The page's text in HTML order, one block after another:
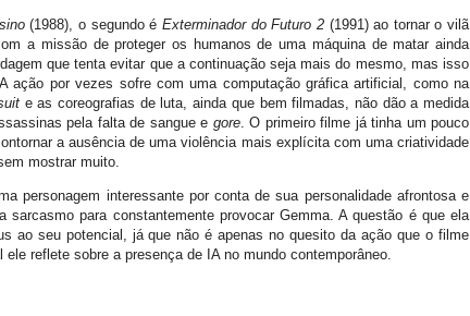
(1988), o segundo é Exterminador do Futuro 2(1991) ao tornar o vilã
a missão de proteger os humanos de uma máquina de matar ainda
que tenta evitar que a continuação seja mais do mesmo, mas isso
ação por vezes sofre com uma computação gráfica artificial, como na
e as coreografias de luta, ainda que bem filmadas, não dão a medida
pela falta de sangue e gore. O primeiro filme já tinha um pouco
a ausência de uma violência mais explícita com uma criatividade
mostrar muito.
personagem interessante por conta de sua personalidade afrontosa e
sarcasmo para constantemente provocar Gemma. A questão é que ela
ao seu potencial, já que não é apenas no quesito da ação que o filme
reflete sobre a presença de IA no mundo contemporâneo.